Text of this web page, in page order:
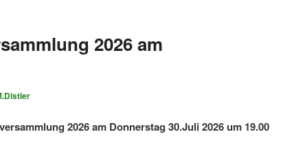
2026 am
2026 am Donnerstag 30.Juli 2026 um 19.00